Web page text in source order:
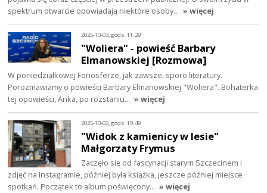
spektrum otwarcie opowiadają niektóre osoby… » więcej
2025-10-03, godz. 11:29
"Woliera" - powieść Barbary
Elmanowskiej [Rozmowa]
W poniedziałkowej Fonosferze, jak zawsze, sporo literatury.
Porozmawiamy o powieści Barbary Elmanowskiej "Woliera". Bohaterka
tej opowieści, Anka, po rozstaniu… » więcej
2025-10-02, godz. 10:49
"Widok z kamienicy w lesie"
Małgorzaty Frymus
Zaczęło się od fascynacji starym Szczecinem i
zdjęć na Instagramie, później była książka, jeszcze później miejsce
spotkań. Początek to album poświęcony… » więcej